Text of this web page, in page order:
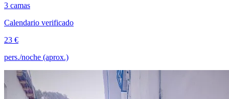
3 camas
Calendario verificado
23 €
pers./noche (aprox.)